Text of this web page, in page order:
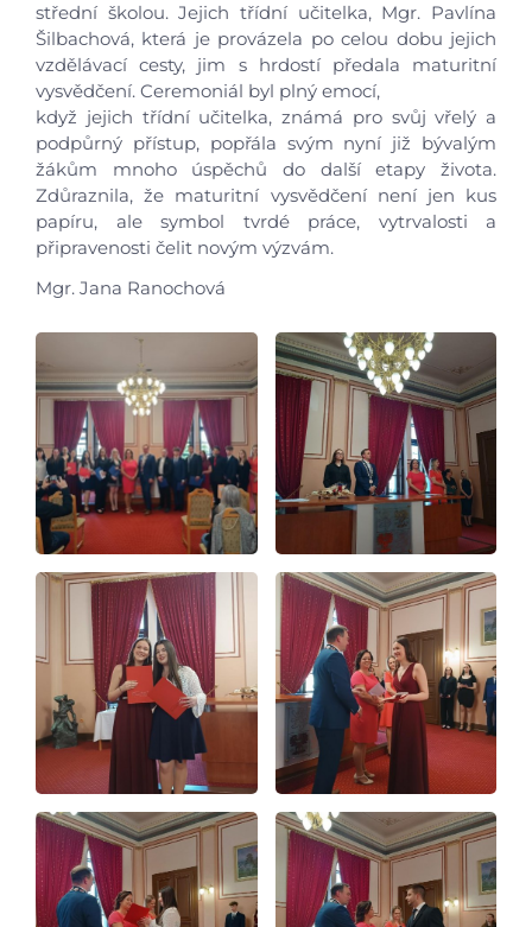
Škola
Studium
Projekty
Foto
Virtuální prohlídka
Kontakty
střední školou. Jejich třídní učitelka, Mgr. Pavlína
Šilbachová, která je provázela po celou dobu jejich
vzdělávací cesty, jim s hrdostí předala maturitní
vysvědčení. Ceremoniál byl plný emocí,
když jejich třídní učitelka, známá pro svůj vřelý a
podpůrný přístup, popřála svým nyní již bývalým
žákům mnoho úspěchů do další etapy života.
Zdůraznila, že maturitní vysvědčení není jen kus
papíru, ale symbol tvrdé práce, vytrvalosti a
připravenosti čelit novým výzvám.
Mgr. Jana Ranochová